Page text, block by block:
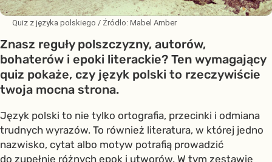
Quiz z języka polskiego / Źródło: Mabel Amber
Znasz reguły polszczyzny, autorów,
bohaterów i epoki literackie? Ten wymagający
quiz pokaże, czy język polski to rzeczywiście
twoja mocna strona.
Język polski to nie tylko ortografia, przecinki i odmiana
trudnych wyrazów. To również literatura, w której jedno
nazwisko, cytat albo motyw potrafią prowadzić
do zupełnie różnych epok i utworów. W tym zestawie